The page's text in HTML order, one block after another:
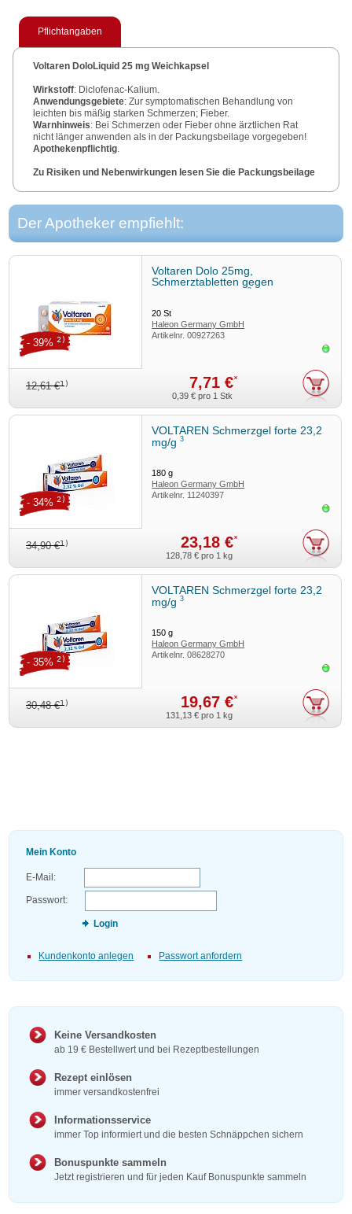
Pflichtangaben
Voltaren DoloLiquid 25 mg Weichkapsel
Wirkstoff: Diclofenac-Kalium.
Anwendungsgebiete: Zur symptomatischen Behandlung von
leichten bis mäßig starken Schmerzen; Fieber.
Warnhinweis: Bei Schmerzen oder Fieber ohne ärztlichen Rat
nicht länger anwenden als in der Packungsbeilage vorgegeben!
Apothekenpflichtig.
Zu Risiken und Nebenwirkungen lesen Sie die Packungsbeilage
Stand: 01/2024.
Der Apotheker empfiehlt:
Voltaren Dolo 25mg,
Schmerztabletten gegen
3
20St
Haleon Germany GmbH
Artikelnr.00927263
12,61 €1) 7,71 €*
- 39% 2)
0,39 € pro 1 Stk
VOLTAREN Schmerzgel forte 23,2
mg/g3
180g
Haleon Germany GmbH
Artikelnr. 11240397
34,90 €1) 23,18 €*
- 34% 2)
128,78 € pro 1 kg
VOLTAREN Schmerzgel forte 23,2
mg/g3
150g
Haleon Germany GmbH
Artikelnr.08628270
30,48 €1) 19,67 €*
- 35% 2)
131,13 € pro 1 kg
Mein Konto
E-Mail:
Passwort:
Login
Kundenkonto anlegen Passwort anfordern
Keine Versandkosten
ab 19 € Bestellwert und bei Rezeptbestellungen
Rezept einlösen
immer versandkostenfrei
Informationsservice
immer Top informiert und die besten Schnäppchen sichern
Bonuspunkte sammeln
Jetzt registrieren und für jeden Kauf Bonuspunkte sammeln